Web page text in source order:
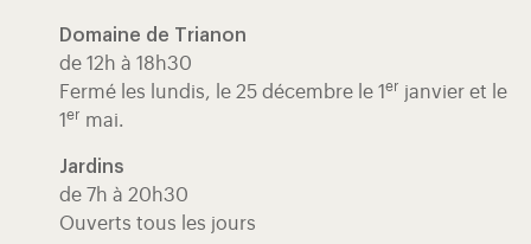
Domaine de Trianon
de 12h à 18h30
Fermé les lundis, le 25 décembre le 1 er janvier et le
1 er mai.
Jardins
de 7h à 20h30
Ouverts tous les jours